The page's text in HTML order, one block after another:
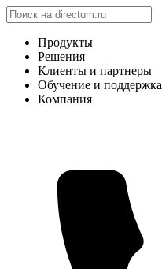
Продукты
Решения
Клиенты и партнеры
Обучение и поддержка
Компания